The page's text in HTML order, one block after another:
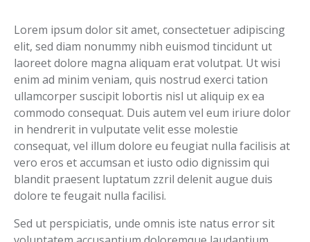
Lorem ipsum dolor sit amet, consectetuer adipiscing
elit, sed diam nonummy nibh euismod tincidunt ut
laoreet dolore magna aliquam erat volutpat. Ut wisi
enim ad minim veniam, quis nostrud exerci tation
ullamcorper suscipit lobortis nisl ut aliquip ex ea
commodo consequat. Duis autem vel eum iriure dolor
in hendrerit in vulputate velit esse molestie
consequat, vel illum dolore eu feugiat nulla facilisis at
vero eros et accumsan et iusto odio dignissim qui
blandit praesent luptatum zzril delenit augue duis
dolore te feugait nulla facilisi.
Sed ut perspiciatis, unde omnis iste natus error sit